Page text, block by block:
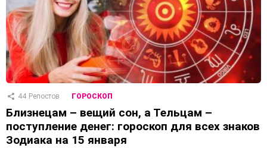
44 Репостов ГОРОСКОП
Близнецам – вещий сон, а Тельцам –
поступление денег: гороскоп для всех знаков
Зодиака на 15 января